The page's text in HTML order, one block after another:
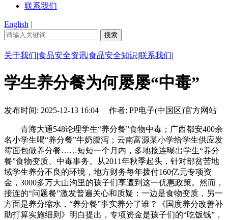
联系我们
English |
关于我们|食品安全资讯|食品安全知识|联系我们|
学生养分餐为何屡屡“中毒”
发布时间: 2025-12-13 16:04 作者: PP电子(中国区)官方网站
青海大通548论理学生“养分餐”食物中毒；广西都安400余
名小学生喝“养分餐”牛奶腹泻；云南富源某小学给学生供应发
霉面包做养分餐……短短一个月内，多地接连曝出学生“养分
餐”食物变质、中毒事务。从2011年秋季起头，针对部贫苦地
域学生养分不良的环境，地方财务每年拨付160亿元专项资
金，3000多万大山沟里的孩子们享遭到这一优惠政策。然而，
接连的“问题餐”激发普遍关心和质疑：一边是食物变质，另一
方面是养分缩水，“养分餐”事实养分了谁？《国度养分改善补
助打算实施细则》明白提出，专项资金是孩子们的“吃饭钱”，